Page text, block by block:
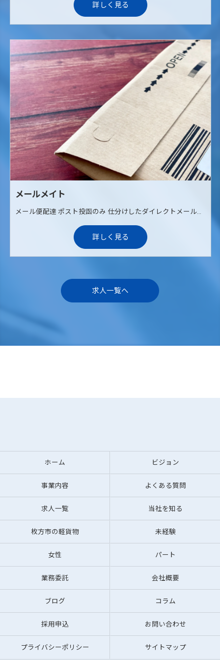
詳しく見る
メールメイト
詳しく見る
求人一覧へ
ホーム ビジョン
事業内容 よくある質問
求人一覧 当社を知る
枚方市の軽貨物 未経験
女性 パート
業務委託 会社概要
ブログ コラム
採用申込 お問い合わせ
プライバシーポリシー サイトマップ